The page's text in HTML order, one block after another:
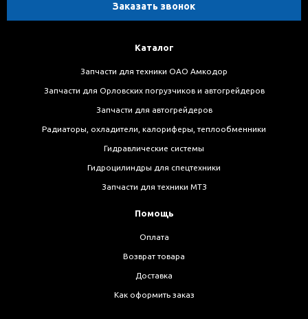
Заказать звонок
Каталог
Запчасти для техники ОАО Амкодор
Запчасти для Орловских погрузчиков и автогрейдеров
Запчасти для автогрейдеров
Радиаторы, охладители, калориферы, теплообменники
Гидравлические системы
Гидроцилиндры для спецтехники
Запчасти для техники МТЗ
Помощь
Оплата
Возврат товара
Доставка
Как оформить заказ